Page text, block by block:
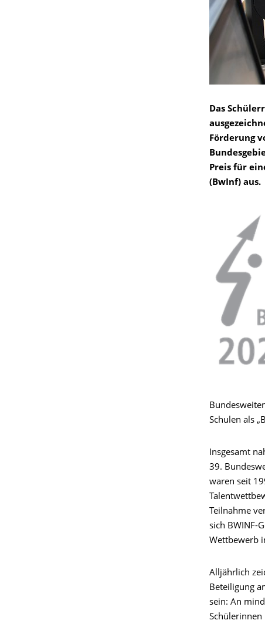
Das
Förderung
Preis für
(BwInf) aus.
Schulen als
Insgesamt
39.
waren seit
Teilnahme
sich BWINF-
Wettbewerb
Alljährlich
Beteiligung
sein: An
Schülerinnen